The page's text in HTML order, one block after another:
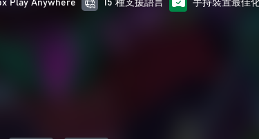
Play Anywhere 15 種支援語言 手持裝置最佳